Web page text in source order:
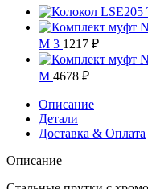
M 3 1217 ₽
M 4678 ₽
Описание
Детали
Доставка & Оплата
Описание